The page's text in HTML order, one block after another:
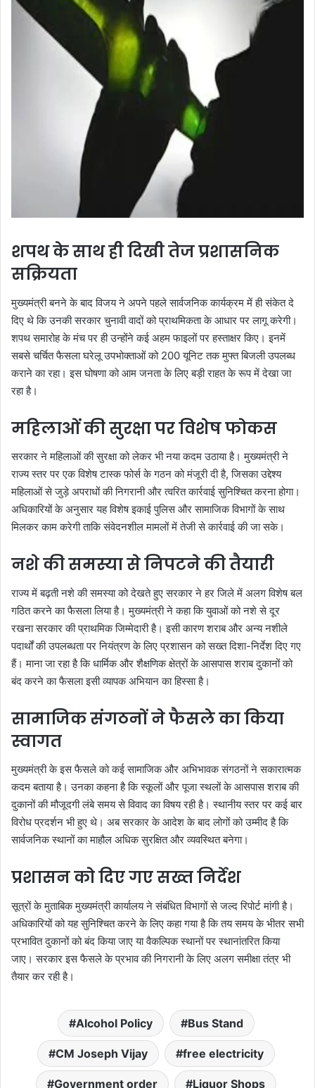
शपथ के साथ ही दिखी तेज प्रशासनिक
सक्रियता
मुख्यमंत्री बनने के बाद विजय ने अपने पहले सार्वजनिक कार्यक्रम में ही संकेत दे
दिए थे कि उनकी सरकार चुनावी वादों को प्राथमिकता के आधार पर लागू करेगी।
शपथ समारोह के मंच पर ही उन्होंने कई अहम फाइलों पर हस्ताक्षर किए। इनमें
सबसे चर्चित फैसला घरेलू उपभोक्ताओं को 200 यूनिट तक मुफ्त बिजली उपलब्ध
कराने का रहा। इस घोषणा को आम जनता के लिए बड़ी राहत के रूप में देखा जा
रहा है।
महिलाओं की सुरक्षा पर विशेष फोकस
सरकार ने महिलाओं की सुरक्षा को लेकर भी नया कदम उठाया है। मुख्यमंत्री ने
राज्य स्तर पर एक विशेष टास्क फोर्स के गठन को मंजूरी दी है, जिसका उद्देश्य
महिलाओं से जुड़े अपराधों की निगरानी और त्वरित कार्रवाई सुनिश्चित करना होगा।
अधिकारियों के अनुसार यह विशेष इकाई पुलिस और सामाजिक विभागों के साथ
मिलकर काम करेगी ताकि संवेदनशील मामलों में तेजी से कार्रवाई की जा सके।
नशे की समस्या से निपटने की तैयारी
राज्य में बढ़ती नशे की समस्या को देखते हुए सरकार ने हर जिले में अलग विशेष बल
गठित करने का फैसला लिया है। मुख्यमंत्री ने कहा कि युवाओं को नशे से दूर
रखना सरकार की प्राथमिक जिम्मेदारी है। इसी कारण शराब और अन्य नशीले
पदार्थों की उपलब्धता पर नियंत्रण के लिए प्रशासन को सख्त दिशा-निर्देश दिए गए
हैं। माना जा रहा है कि धार्मिक और शैक्षणिक क्षेत्रों के आसपास शराब दुकानों को
बंद करने का फैसला इसी व्यापक अभियान का हिस्सा है।
सामाजिक संगठनों ने फैसले का किया
स्वागत
मुख्यमंत्री के इस फैसले को कई सामाजिक और अभिभावक संगठनों ने सकारात्मक
कदम बताया है। उनका कहना है कि स्कूलों और पूजा स्थलों के आसपास शराब की
दुकानों की मौजूदगी लंबे समय से विवाद का विषय रही है। स्थानीय स्तर पर कई बार
विरोध प्रदर्शन भी हुए थे। अब सरकार के आदेश के बाद लोगों को उम्मीद है कि
सार्वजनिक स्थानों का माहौल अधिक सुरक्षित और व्यवस्थित बनेगा।
प्रशासन को दिए गए सख्त निर्देश
सूत्रों के मुताबिक मुख्यमंत्री कार्यालय ने संबंधित विभागों से जल्द रिपोर्ट मांगी है।
अधिकारियों को यह सुनिश्चित करने के लिए कहा गया है कि तय समय के भीतर सभी
प्रभावित दुकानों को बंद किया जाए या वैकल्पिक स्थानों पर स्थानांतरित किया
जाए। सरकार इस फैसले के प्रभाव की निगरानी के लिए अलग समीक्षा तंत्र भी
तैयार कर रही है।
Alcohol Policy Bus Stand
CM Joseph Vijay free electricity
Government order Liquor Shops